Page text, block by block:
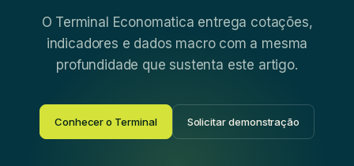
O Terminal Economatica entrega cotações,
indicadores e dados macro com a mesma
profundidade que sustenta este artigo.
Conhecer o Terminal Solicitar demonstração